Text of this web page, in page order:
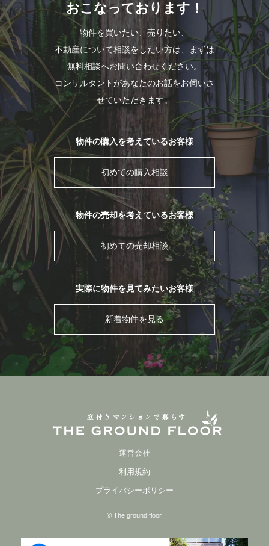
おこなっております！
物件を買いたい、売りたい、
不動産について相談をしたい方は、まずは
無料相談へお問い合わせください。
コンサルタントがあなたのお話をお伺いさ
せていただきます。
物件の購入を考えているお客様
初めての購入相談
物件の売却を考えているお客様
初めての売却相談
実際に物件を見てみたいお客様
新着物件を見る
運営会社
利用規約
プライバシーポリシー
© The ground floor.